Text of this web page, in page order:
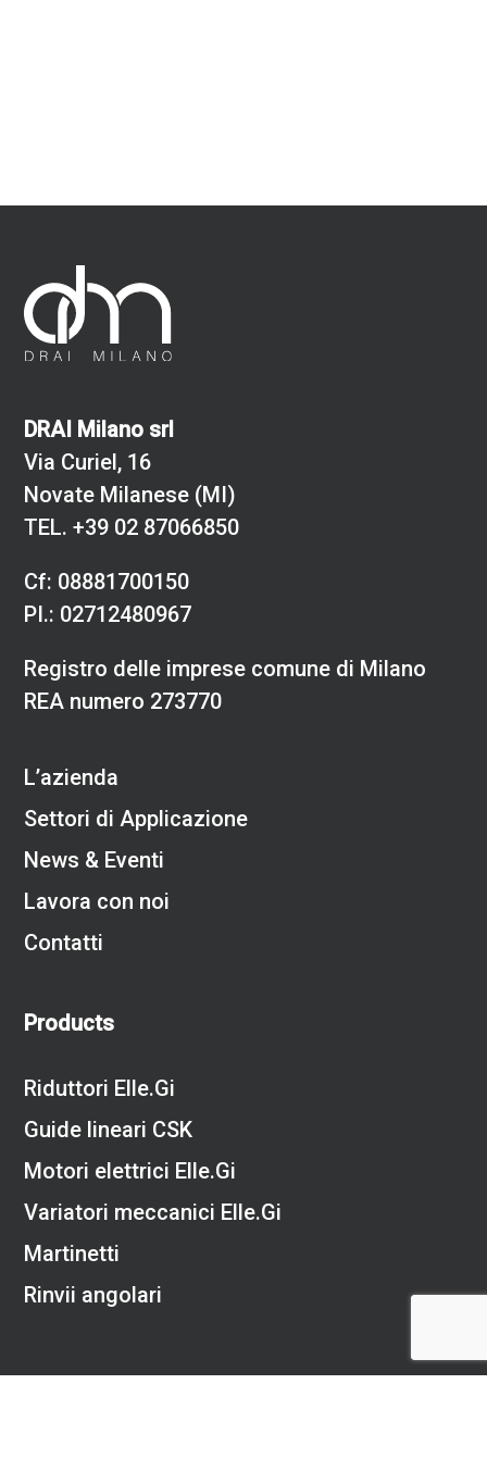
DRAI Milano srl
Via Curiel, 16
Novate Milanese (MI)
TEL.+39 02 87066850
Cf: 08881700150
PI.: 02712480967
Registro delle imprese comune di Milano
REA numero 273770
L’azienda
Settori di Applicazione
News & Eventi
Lavora con noi
Contatti
Products
Riduttori Elle.Gi
Guide lineari CSK
Motori elettrici Elle.Gi
Variatori meccanici Elle.Gi
Martinetti
Rinvii angolari